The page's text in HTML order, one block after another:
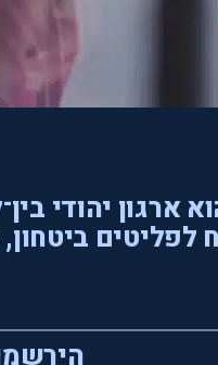
ארגון יהודי
לפליטים ביטחון,